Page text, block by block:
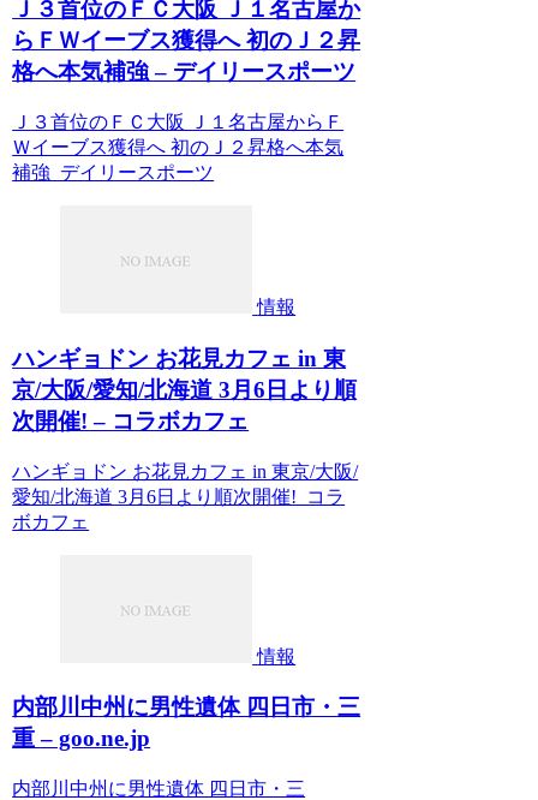
Ｊ３首位のＦＣ大阪 Ｊ１名古屋か
らＦＷイーブス獲得へ 初のＪ２昇
格へ本気補強 – デイリースポーツ
Ｊ３首位のＦＣ大阪 Ｊ１名古屋からＦ
Ｗイーブス獲得へ 初のＪ２昇格へ本気
補強 デイリースポーツ
情報
ハンギョドン お花見カフェ in 東
京/大阪/愛知/北海道 3月6日より順
次開催! – コラボカフェ
ハンギョドン お花見カフェ in 東京/大阪/
愛知/北海道 3月6日より順次開催! コラ
ボカフェ
情報
内部川中州に男性遺体 四日市・三
重 – goo.ne.jp
内部川中州に男性遺体 四日市・三